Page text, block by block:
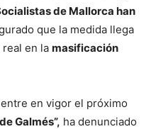
de Mallorca han
que la medida llega
en la masificación
en vigor el próximo
Galmés”, ha denunciado